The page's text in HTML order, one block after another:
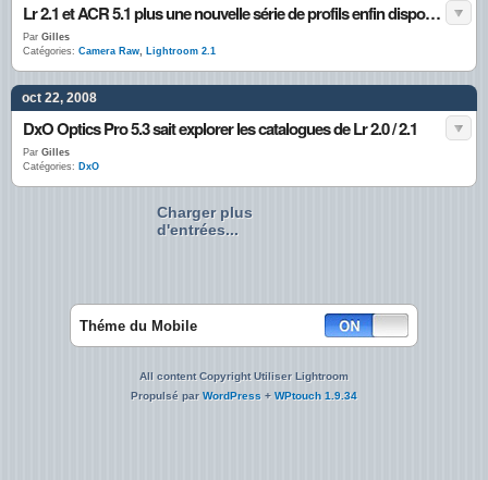
Lr 2.1 et ACR 5.1 plus une nouvelle série de profils enfin disponibles.
Par Gilles
Catégories: Camera Raw, Lightroom 2.1
oct 22, 2008
DxO Optics Pro 5.3 sait explorer les catalogues de Lr 2.0 / 2.1
Par Gilles
Catégories: DxO
Charger plus
d'entrées...
Théme du Mobile
All content Copyright Utiliser Lightroom
Propulsé parWordPress + WPtouch 1.9.34